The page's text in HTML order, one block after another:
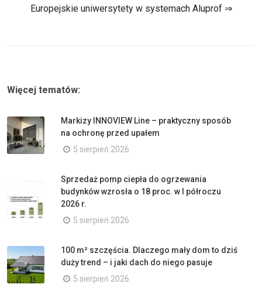
Europejskie uniwersytety w systemach Aluprof ⇒
Więcej tematów:
Markizy INNOVIEW Line – praktyczny sposób
na ochronę przed upałem
5 sierpień 2026
Sprzedaż pomp ciepła do ogrzewania
budynków wzrosła o 18 proc. w I półroczu
2026 r.
5 sierpień 2026
100 m² szczęścia. Dlaczego mały dom to dziś
duży trend – i jaki dach do niego pasuje
5 sierpień 2026